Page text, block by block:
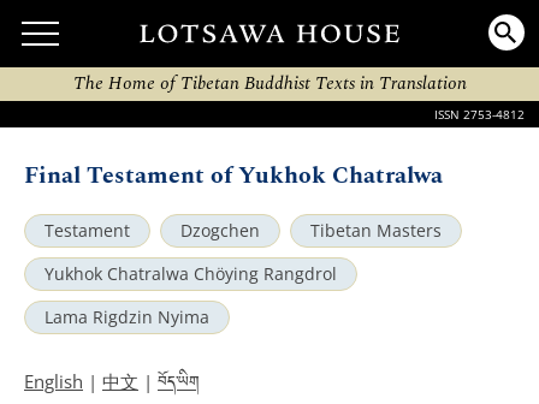
The Home of Tibetan Buddhist Texts in Translation
ISSN 2753-4812
Final Testament of Yukhok Chatralwa
Testament Dzogchen
Tibetan Masters
Yukhok Chatralwa Chöying Rangdrol
Lama Rigdzin Nyima
English | 中文 | བོད་ཡིག